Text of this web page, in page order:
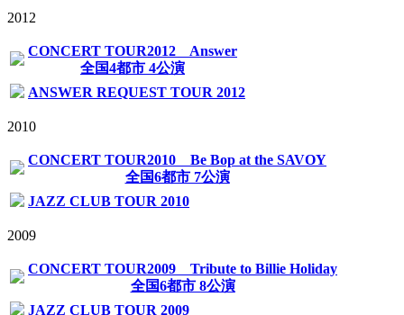
2012
CONCERT TOUR2012 Answer
全国4都市 4公演
ANSWER REQUEST TOUR 2012
2010
CONCERT TOUR2010 Be Bop at the SAVOY
全国6都市 7公演
JAZZ CLUB TOUR 2010
2009
CONCERT TOUR2009 Tribute to Billie Holiday
全国6都市 8公演
JAZZ CLUB TOUR 2009